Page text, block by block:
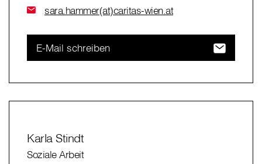
sara.hammer(at)caritas-wien.at
E-Mail schreiben
Karla Stindt
Soziale Arbeit